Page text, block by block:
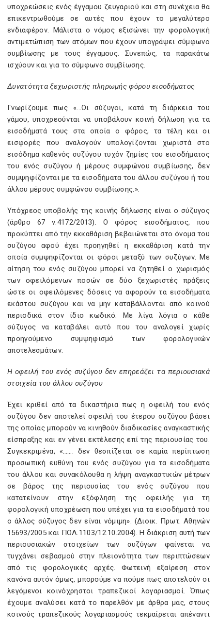
υποχρεώσεις ενός έγγαμου ζευγαριού και στη συνέχεια θα
επικεντρωθούμε σε αυτές που έχουν το μεγαλύτερο
ενδιαφέρον. Μάλιστα ο νόμος εξισώνει την φορολογική
αντιμετώπιση των ατόμων που έχουν υπογράψει σύμφωνο
συμβίωσης με τους έγγαμους. Συνεπώς, τα παρακάτω
ισχύουν και για το σύμφωνο συμβίωσης.
Δυνατότητα ξεχωριστής πληρωμής φόρου εισοδήματος
Γνωρίζουμε πως «…Οι σύζυγοι, κατά τη διάρκεια του
γάμου, υποχρεούνται να υποβάλουν κοινή δήλωση για τα
εισοδήματά τους στα οποία ο φόρος, τα τέλη και οι
εισφορές που αναλογούν υπολογίζονται χωριστά στο
εισόδημα καθενός συζύγου τυχόν ζημίες του εισοδήματος
του ενός συζύγου ή μέρους συμφώνου συμβίωσης, δεν
συμψηφίζονται με τα εισοδήματα του άλλου συζύγου ή του
άλλου μέρους συμφώνου συμβίωσης.».
Υπόχρεος υποβολής της κοινής δήλωσης είναι ο σύζυγος
(άρθρο 67 ν.4172/2013). Ο φόρος εισοδήματος, που
προκύπτει από την εκκαθάριση βεβαιώνεται στο όνομα του
συζύγου αφού έχει προηγηθεί η εκκαθάριση κατά την
οποία συμψηφίζονται οι φόροι μεταξύ των συζύγων. Με
αίτηση του ενός συζύγου μπορεί να ζητηθεί ο χωρισμός
των οφειλόμενων ποσών σε δύο ξεχωριστές πράξεις
ώστε οι οφειλόμενες δόσεις να αφορούν τα εισοδήματα
εκάστου συζύγου και να μην καταβάλλονται από κοινού
περιοδικά στον ίδιο κωδικό. Με λίγα λόγια ο κάθε
σύζυγος να καταβάλει αυτό που του αναλογεί χωρίς
προηγούμενο συμψηφισμό των φορολογικών
αποτελεσμάτων.
Η οφειλή του ενός συζύγου δεν επηρεάζει τα περιουσιακά
στοιχεία του άλλου συζύγου
Έχει κριθεί από τα δικαστήρια πως η οφειλή του ενός
συζύγου δεν αποτελεί οφειλή του έτερου συζύγου βάσει
της οποίας μπορούν να κινηθούν διαδικασίες αναγκαστικής
είσπραξης και εν γένει εκτέλεσης επί της περιουσίας του.
Συγκεκριμένα, «……. δεν θεσπίζεται σε καμία περίπτωση
προσωπική ευθύνη του ενός συζύγου για τα εισοδήματα
του άλλου και συνακόλουθα η λήψη αναγκαστικών μέτρων
σε βάρος της περιουσίας του ενός συζύγου που
κατατείνουν στην εξόφληση της οφειλής για τη
φορολογική υποχρέωση που υπέχει για τα εισοδήματά του
ο άλλος σύζυγος δεν είναι νόμιμη». (Διοικ. Πρωτ. Αθηνών
15693/2005 και ΠΟΛ.1103/12.10.2004). Η διάκριση αυτή των
περιουσιακών στοιχείων των συζύγων φαίνεται να
τυγχάνει σεβασμού στην πλειονότητα των περιπτώσεων
από τις φορολογικές αρχές. Φωτεινή εξαίρεση στον
κανόνα αυτόν όμως, μπορούμε να πούμε πως αποτελούν οι
λεγόμενοι κοινόχρηστοι τραπεζικοί λογαριασμοί. Όπως
έχουμε αναλύσει κατά το παρελθόν με άρθρα μας, στους
κοινούς τραπεζικούς λογαριασμούς τεκμαίρεται απέναντι